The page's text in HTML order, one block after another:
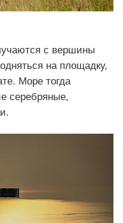
с вершины
на площадку,
Море тогда
серебряные,